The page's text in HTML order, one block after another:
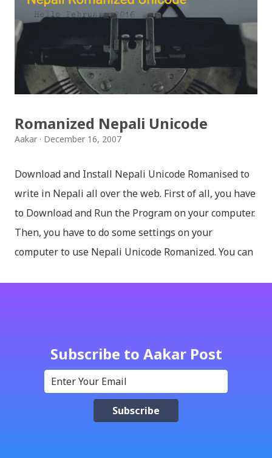
क्याफे त सुनिसकियो, तर यहाँहरु ले पल्पसा क्याफेलाई कसरी
मुल्यांङ्कन गर्नुभयो थाहा छैन । खैर कुरो जेसुकै होस्, आज यहाँ म केही
साथिहरुको ब्लगमा प्रकाशित "पल्पसा क्याफे" बारे गरिएको
टिप्पणीहरु सहित उपस्थित भएको छु । साथिहरुको ब्लगमा प्रकाशित
भइसकेका कुराहरुलाई एकै ठाउँमा समेट्न...
Romanized Nepali Unicode
Aakar December 16, 2007
Download and Install Nepali Unicode Romanised to
write in Nepali all over the web. First of all, you have
to Download and Run the Program on your computer.
Then, you have to do some settings on your
computer to use Nepali Unicode Romanized. You can
Language and Regional settings; Open Regional
Language Options; Go to Language Options & tick on
check box (install files..... Thai, instal....east
Asian...languages): Click apply-it might ask for
Subscribe to Aakar Post